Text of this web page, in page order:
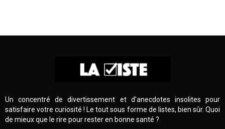
Un concentré de divertissement et d’anecdotes insolites pour
satisfaire votre curiosité ! Le tout sous forme de listes, bien sûr. Quoi
de mieux que le rire pour rester en bonne santé ?